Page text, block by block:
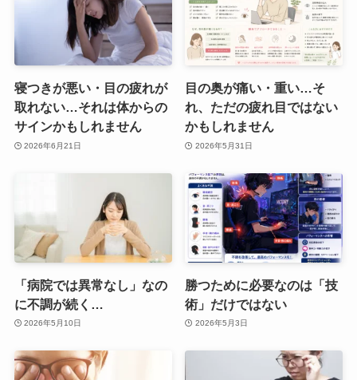
寝つきが悪い・目の疲れが
取れない…それは体からの
サインかもしれません
2026年6月21日
目の奥が痛い・重い…そ
れ、ただの疲れ目ではない
かもしれません
2026年5月31日
「病院では異常なし」なの
に不調が続く…
2026年5月10日
勝つために必要なのは「技
術」だけではない
2026年5月3日